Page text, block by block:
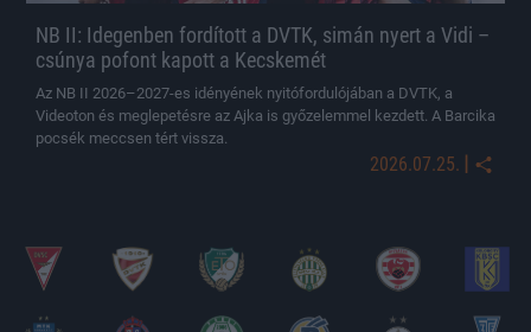
NB II: Idegenben fordított a DVTK, simán nyert a Vidi –
csúnya pofont kapott a Kecskemét
Az NB II 2026–2027-es idényének nyitófordulójában a DVTK, a
Videoton és meglepetésre az Ajka is győzelemmel kezdett. A Barcika
pocsék meccsen tért vissza.
2026.07.25. |